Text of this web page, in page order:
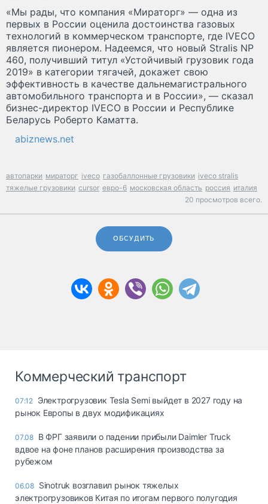
«Мы рады, что компания «Мираторг» — одна из
первых в России оценила достоинства газовых
технологий в коммерческом транспорте, где IVECO
является пионером. Надеемся, что новый Stralis NP
460, получивший титул «Устойчивый грузовик года
2019» в категории тягачей, докажет свою
эффективность в качестве дальнемагистрального
автомобильного транспорта и в России», — сказал
бизнес-директор IVECO в России и Республике
Беларусь Роберто Каматта.
abiznews.net
автопарки мираторг iveco газобаллонные грузовики iveco stralis
тяжелые грузовики cursor евро-6 московская область россия италия
20 просмотров всего.
ОБСУДИТЬ
Коммерческий транспорт
07:12 Электрогрузовик Tesla Semi выйдет в 2027 году на
рынок Европы в двух модификациях
07.08 В ФРГ заявили о падении прибыли Daimler Truck
вдвое на фоне планов расширения производства за
рубежом
06.08 Sinotruk возглавил рынок тяжелых
электрогрузовиков Китая по итогам первого полугодия